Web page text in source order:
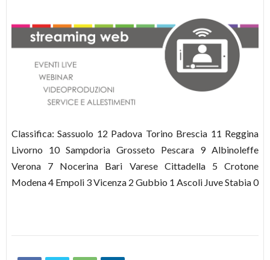
Classifica: Sassuolo 12 Padova Torino Brescia 11 Reggina
Livorno 10 Sampdoria Grosseto Pescara 9 Albinoleffe
Verona 7 Nocerina Bari Varese Cittadella 5 Crotone
Modena 4 Empoli 3 Vicenza 2 Gubbio 1 Ascoli Juve Stabia 0